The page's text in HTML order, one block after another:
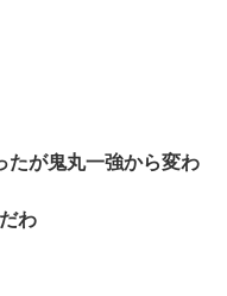
たが鬼丸一強から変わ
わ